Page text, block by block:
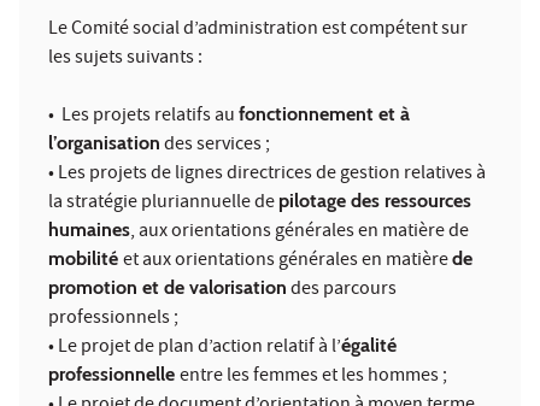
Le Comité social d’administration est compétent sur
les sujets suivants :
• Les projets relatifs au fonctionnement et à
l’organisation des services ;
• Les projets de lignes directrices de gestion relatives à
la stratégie pluriannuelle de pilotage des ressources
humaines, aux orientations générales en matière de
mobilité et aux orientations générales en matièrede
promotion et de valorisation des parcours
professionnels ;
• Le projet de plan d’action relatif à l’égalité
professionnelle entre les femmes et les hommes ;